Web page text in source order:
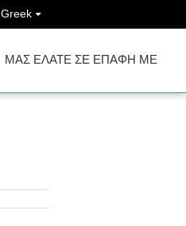
Greek
ΜΑΣ ΕΛΆΤΕ ΣΕ ΕΠΑΦΉ ΜΕ